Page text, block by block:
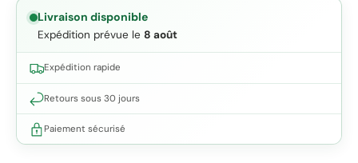
Livraison disponible
Expédition prévue le 8 août
Expédition rapide
Retours sous 30 jours
Paiement sécurisé